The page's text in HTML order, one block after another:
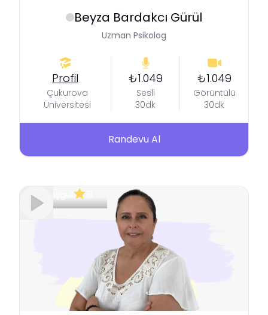
Beyza Bardakcı Gürül
Uzman Psikolog
Profil
Çukurova
Üniversitesi
₺1.049
Sesli
30dk
₺1.049
Görüntülü
30dk
Randevu Al